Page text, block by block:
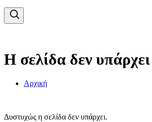
Η σελίδα δεν υπάρχει
Αρχική
Δυστυχώς η σελίδα δεν υπάρχει.